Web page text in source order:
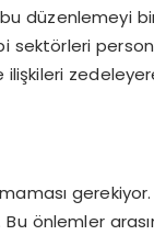
düzenlemeyi
sektörleri
ilişkileri
önlemler